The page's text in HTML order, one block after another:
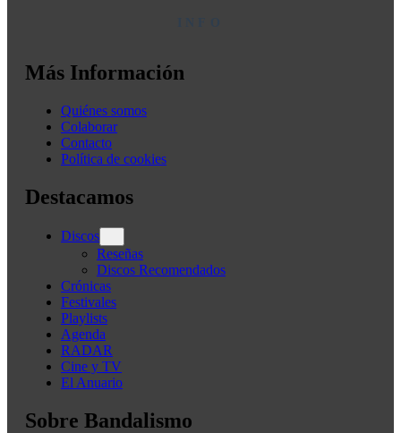
Más Información
Quiénes somos
Colaborar
Contacto
Política de cookies
Destacamos
Discos
Reseñas
Discos Recomendados
Crónicas
Festivales
Playlists
Agenda
RADAR
Cine y TV
El Anuario
Sobre Bandalismo